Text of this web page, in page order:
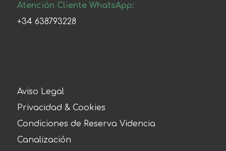
Atención Cliente WhatsApp:
+34 638793228
Aviso Legal
Privacidad & Cookies
Condiciones de Reserva Videncia
Canalización